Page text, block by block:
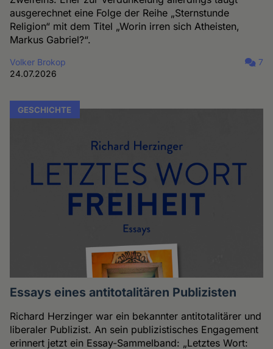
ausgerechnet eine Folge der Reihe „Sternstunde
Religion“ mit dem Titel „Worin irren sich Atheisten,
Markus Gabriel?“.
Volker Brokop
24.07.2026
7
GESCHICHTE
Essays eines antitotalitären Publizisten
Richard Herzinger war ein bekannter antitotalitärer und
liberaler Publizist. An sein publizistisches Engagement
erinnert jetzt ein Essay-Sammelband: „Letztes Wort: